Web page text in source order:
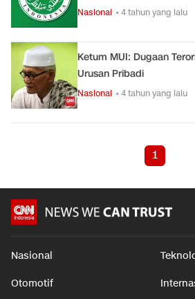
Nasional • 4 tahun yang lalu
Ketum MUI: Dugaan
Urusan Pribadi
Nasional • 4 tahun yang lalu
1
Nasional
Otomotif